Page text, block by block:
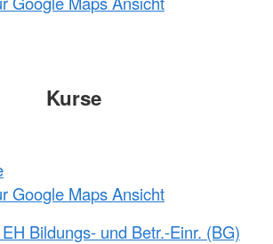
Kurse
Google Maps Ansicht
Bildungs- und Betr.-Einr. (BG)